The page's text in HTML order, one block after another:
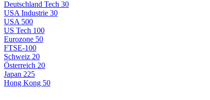
Deutschland Tech 30
USA Industrie 30
USA 500
US Tech 100
Eurozone 50
FTSE-100
Schweiz 20
Österreich 20
Japan 225
Hong Kong 50